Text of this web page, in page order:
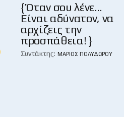
{ Όταν σου λένε…
Είναι αδύνατον, να
αρχίζεις την
προσπάθεια! }
Συντάκτης: ΜΆΡΙΟΣ ΠΟΛΥΔΏΡΟΥ